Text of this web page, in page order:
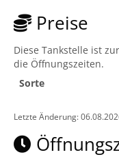
Preise
Diese Tankstelle ist
die Öffnungszeiten.
Sorte
Letzte Änderung: